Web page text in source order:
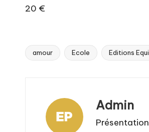
20 €
Tags:
amour Ecole Editions
Admin